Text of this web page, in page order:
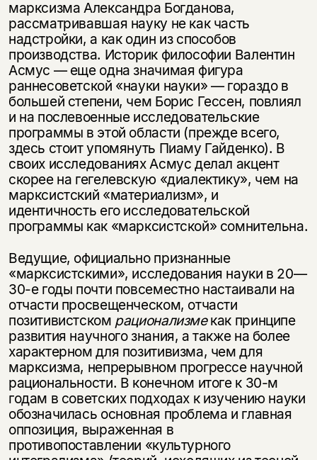
марксизма Александра Богданова,
рассматривавшая науку не как часть
надстройки, а как один из способов
производства. Историк философии Валентин
Асмус — еще одна значимая фигура
раннесоветской «науки науки» — гораздо в
большей степени, чем Борис Гессен, повлиял
и на послевоенные исследовательские
программы в этой области (прежде всего,
здесь стоит упомянуть Пиаму Гайденко). В
своих исследованиях Асмус делал акцент
скорее на гегелевскую «диалектику», чем на
марксистский «материализм», и
идентичность его исследовательской
программы как «марксистской» сомнительна.
Ведущие, официально признанные
«марксистскими», исследования науки в 20—
30-е годы почти повсеместно настаивали на
отчасти просвещенческом, отчасти
позитивистском рационализмекак принципе
развития научного знания, а также на более
характерном для позитивизма, чем для
марксизма, непрерывном прогрессе научной
рациональности. В конечном итоге к 30-м
годам в советских подходах к изучению науки
обозначилась основная проблема и главная
оппозиция, выраженная в
противопоставлении «культурного